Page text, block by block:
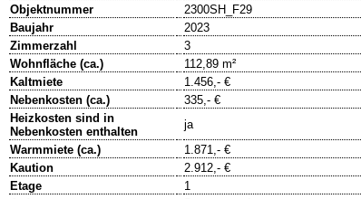
Objektnummer
2300SH_F29
Baujahr
2023
Zimmerzahl
3
Wohnfläche (ca.)
112,89 m²
Kaltmiete
1.456,- €
Nebenkosten (ca.)
335,- €
Heizkosten sind in
Nebenkosten enthalten
ja
Warmmiete (ca.)
1.871,- €
Kaution
2.912,- €
Etage
1